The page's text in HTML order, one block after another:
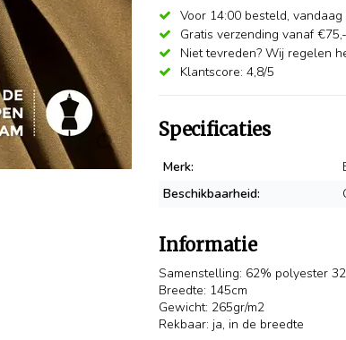
Voor 14:00 besteld, vandaag
Gratis verzending vanaf €75,-
Niet tevreden? Wij regelen
Klantscore: 4,8/5
Specificaties
Merk:
Beschikbaarheid:
Informatie
Samenstelling: 62% polyester
Breedte: 145cm
Gewicht: 265gr/m2
Rekbaar: ja, in de breedte